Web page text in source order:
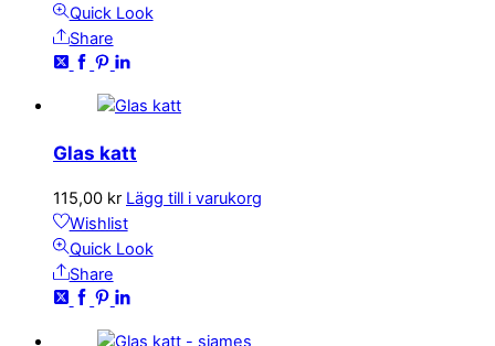
Quick Look
Share
Glas katt
115,00 kr Lägg till i varukorg
Wishlist
Quick Look
Share